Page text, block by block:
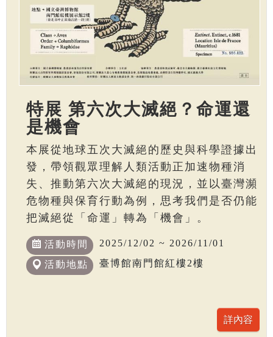
特展 第六次大滅絕？命運還
是機會
本展從地球五次大滅絕的歷史與科學證據出
發，帶領觀眾理解人類活動正加速物種消
失、推動第六次大滅絕的現況，並以臺灣瀕
危物種與保育行動為例，思考我們是否仍能
把滅絕從「命運」轉為「機會」。
活動時間 2025/12/02 ~ 2026/11/01
活動地點 臺博館南門館紅樓2樓